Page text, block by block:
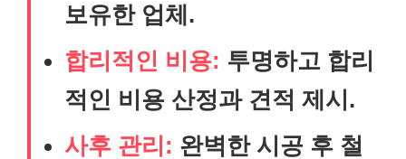
보유한 업체.
합리적인 비용: 투명하고 합리
적인 비용 산정과 견적 제시.
사후 관리: 완벽한 시공 후 철